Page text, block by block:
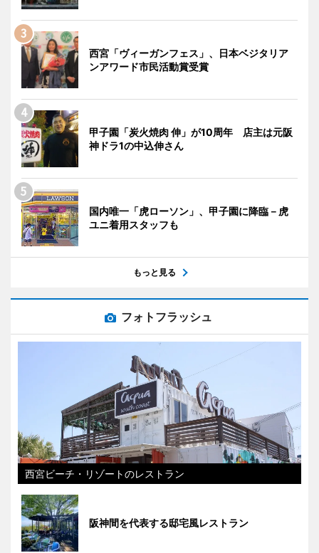
西宮「ヴィーガンフェス」、日本ベジタリア
ンアワード市民活動賞受賞
甲子園「炭火焼肉 伸」が10周年 店主は元阪
神ドラ1の中込伸さん
国内唯一「虎ローソン」、甲子園に降臨－虎
ユニ着用スタッフも
もっと見る
フォトフラッシュ
西宮ビーチ・リゾートのレストラン
阪神間を代表する邸宅風レストラン